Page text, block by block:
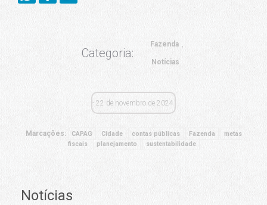
Categoria:
Fazenda
Notícias
22 de novembro de 2024
Marcações: CAPAG Cidade contas públicas Fazenda
metas
fiscais
planejamento sustentabilidade
Notícias